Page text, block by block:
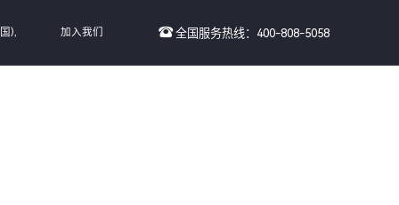
), 加入我们 全国服务热线：400-808-5058